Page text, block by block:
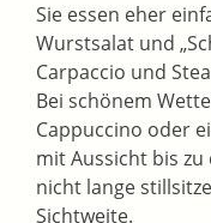
Sie essen eher
Wurstsalat und
Carpaccio und
Bei schönem
Cappuccino oder
mit Aussicht bis
nicht lange
Sichtweite.